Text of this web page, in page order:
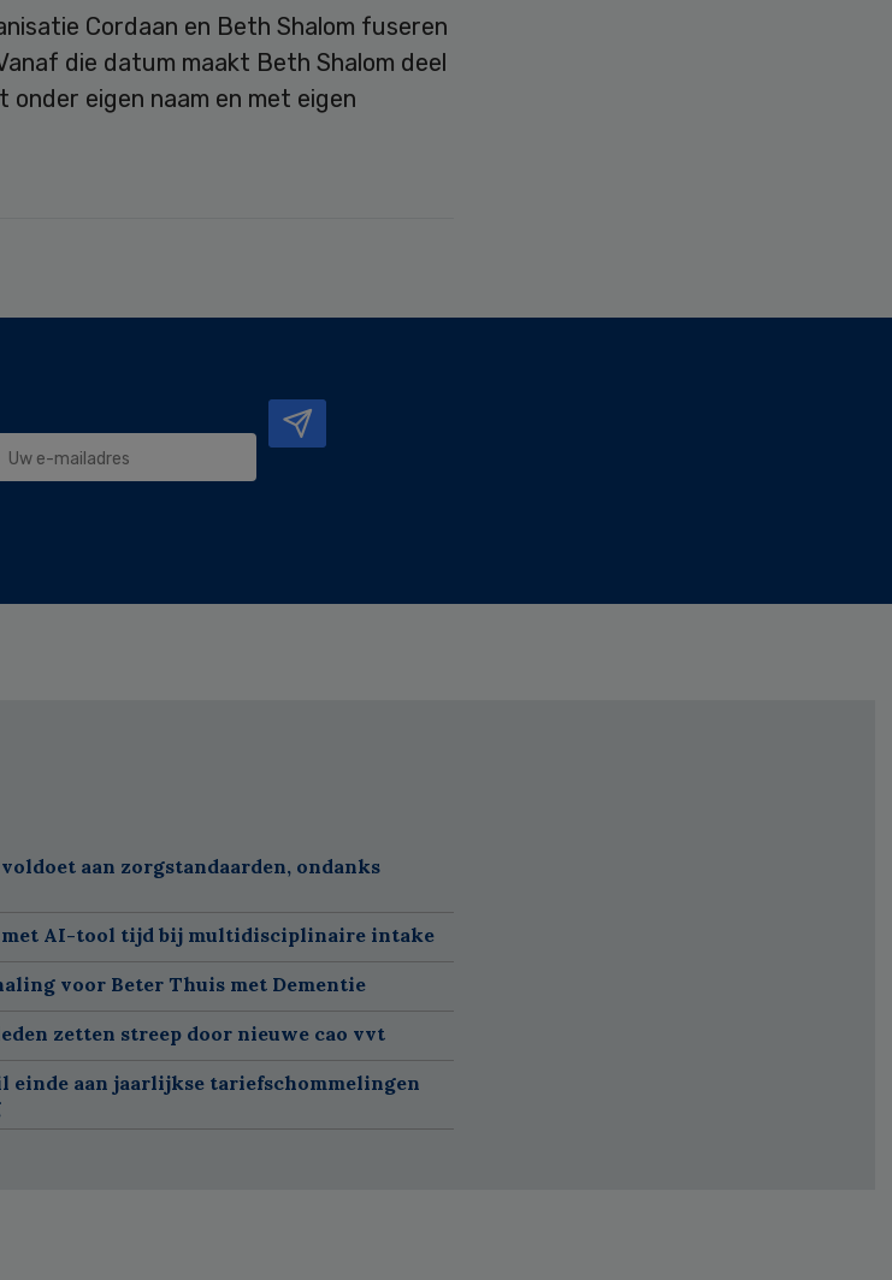
Cordaan en Beth Shalom fuseren
die datum maakt Beth Shalom deel
eigen naam en met eigen
aan zorgstandaarden, ondanks
met AI-tool tijd bij multidisciplinaire intake
voor Beter Thuis met Dementie
zetten streep door nieuwe cao vvt
einde aan jaarlijkse tariefschommelingen